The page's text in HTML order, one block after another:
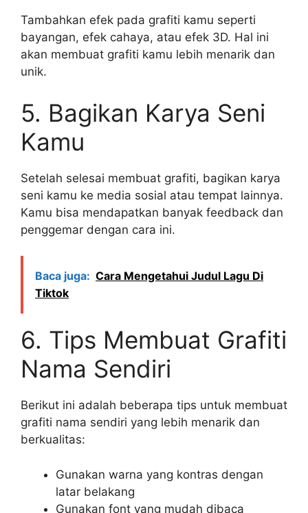
Tambahkan efek pada grafiti kamu seperti
bayangan, efek cahaya, atau efek 3D. Hal ini
akan membuat grafiti kamu lebih menarik dan
unik.
5. Bagikan Karya Seni
Kamu
Setelah selesai membuat grafiti, bagikan karya
seni kamu ke media sosial atau tempat lainnya.
Kamu bisa mendapatkan banyak feedback dan
penggemar dengan cara ini.
Baca juga: Cara Mengetahui Judul Lagu Di
Tiktok
6. Tips Membuat Grafiti
Nama Sendiri
Berikut ini adalah beberapa tips untuk membuat
grafiti nama sendiri yang lebih menarik dan
berkualitas:
Gunakan warna yang kontras dengan
latar belakang
Gunakan font yang mudah dibaca